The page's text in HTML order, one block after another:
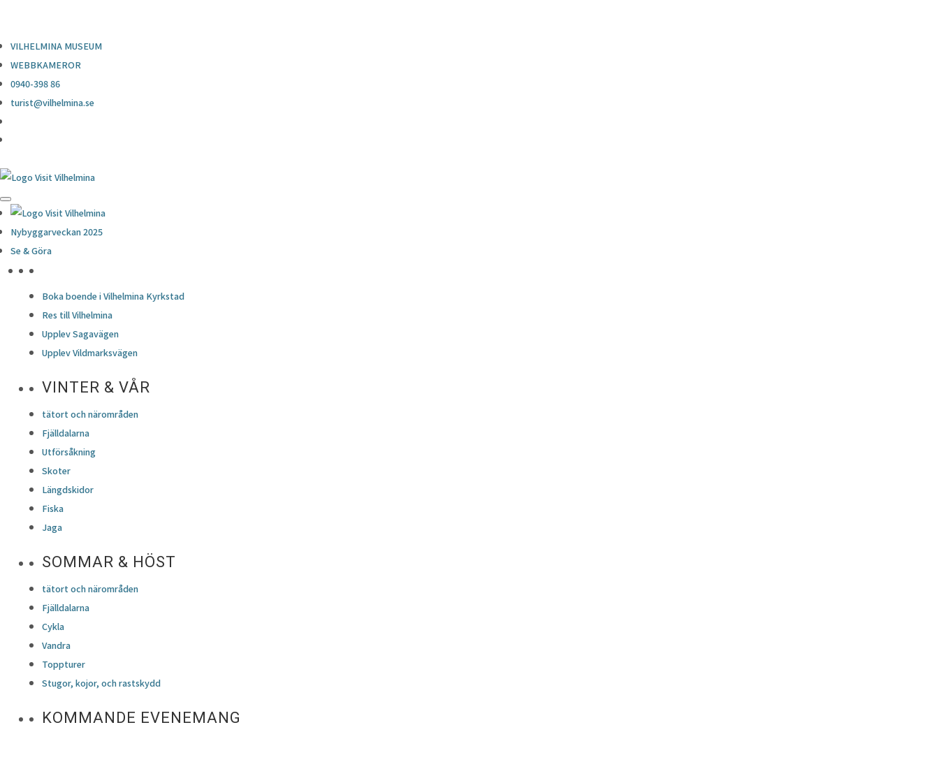
VILHELMINA MUSEUM
WEBBKAMEROR
0940-398 86
turist@vilhelmina.se
Nybyggarveckan 2025
Se & Göra
Boka boende i Vilhelmina Kyrkstad
Res till Vilhelmina
Upplev Sagavägen
Upplev Vildmarksvägen
VINTER & VÅR
tätort och närområden
Fjälldalarna
Utförsåkning
Skoter
Längdskidor
Fiska
Jaga
SOMMAR & HÖST
tätort och närområden
Fjälldalarna
Cykla
Vandra
Toppturer
Stugor, kojor, och rastskydd
KOMMANDE EVENEMANG